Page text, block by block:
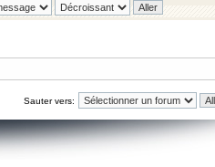
Sauter vers: